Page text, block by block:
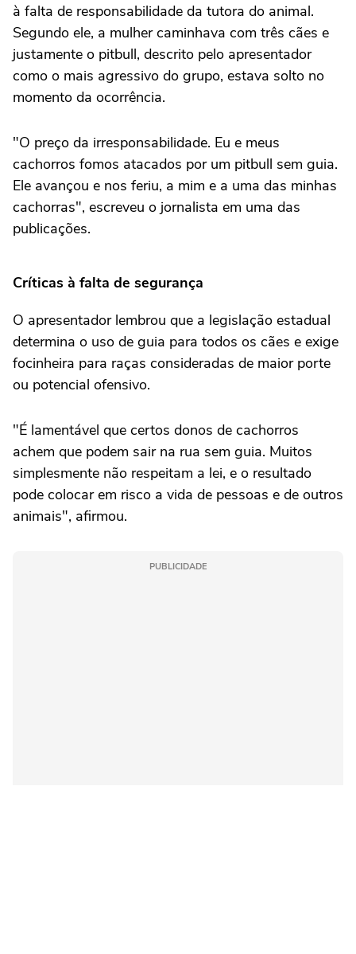
à falta de responsabilidade da tutora do animal.
Segundo ele, a mulher caminhava com três cães e
justamente o pitbull, descrito pelo apresentador
como o mais agressivo do grupo, estava solto no
momento da ocorrência.
"O preço da irresponsabilidade. Eu e meus
cachorros fomos atacados por um pitbull sem guia.
Ele avançou e nos feriu, a mim e a uma das minhas
cachorras", escreveu o jornalista em uma das
publicações.
Críticas à falta de segurança
O apresentador lembrou que a legislação estadual
determina o uso de guia para todos os cães e exige
focinheira para raças consideradas de maior porte
ou potencial ofensivo.
"É lamentável que certos donos de cachorros
achem que podem sair na rua sem guia. Muitos
simplesmente não respeitam a lei, e o resultado
pode colocar em risco a vida de pessoas e de outros
animais", afirmou.
PUBLICIDADE